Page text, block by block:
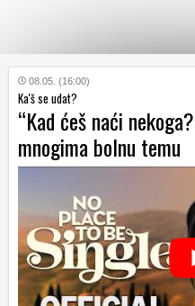
KATEGORIJE
HRVATSKI
WEB
08.05. (16:00)
Ka'š se udat?
“Kad ćeš naći
mnogima bolnu temu